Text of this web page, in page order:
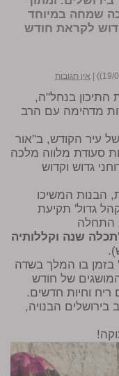
שמחה במיוחד
לקראת חודש
אין תגובות
התיכון בנחל"ה,
מדהימה עם הרב
עיר הקודש, ב"אור
סעודת מלווה מלכה
גדוש וקדוש
הבנות המשיכו
גדול' תקיעת
התחלה
תכלה שנה וקללותיה
בזמן בו המלך בשדה
של חודש
וחיות חדשים.
הבנויה,